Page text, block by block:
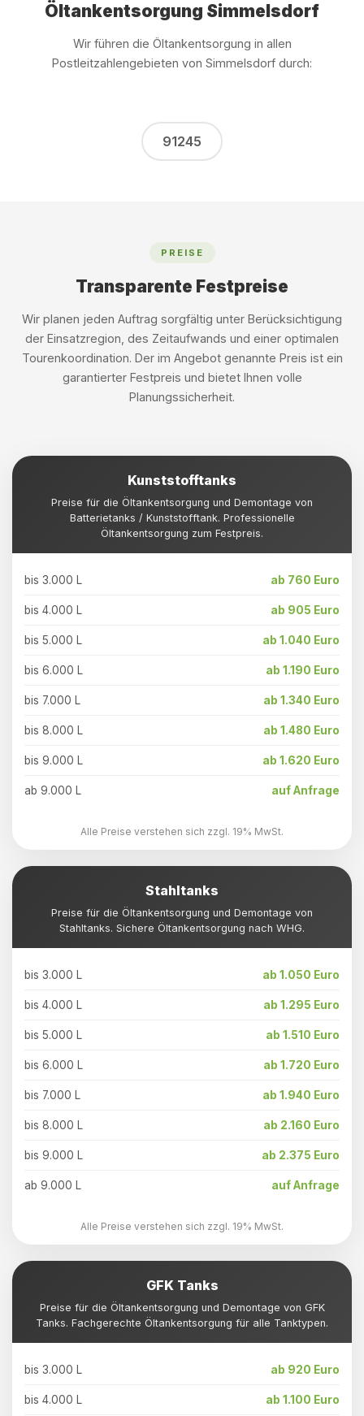
Öltankentsorgung Simmelsdorf
Wir führen die Öltankentsorgung in allen
Postleitzahlengebieten von Simmelsdorf durch:
91245
PREISE
Transparente Festpreise
Wir planen jeden Auftrag sorgfältig unter Berücksichtigung
der Einsatzregion, des Zeitaufwands und einer optimalen
Tourenkoordination. Der im Angebot genannte Preis ist ein
garantierter Festpreis und bietet Ihnen volle
Planungssicherheit.
Kunststofftanks
Preise für die Öltankentsorgung und Demontage von
Batterietanks / Kunststofftank. Professionelle
Öltankentsorgung zum Festpreis.
bis 3.000 L ab 760 Euro
bis 4.000 L ab 905 Euro
bis 5.000 L ab 1.040 Euro
bis 6.000 L ab 1.190 Euro
bis 7.000 L ab 1.340 Euro
bis 8.000 L ab 1.480 Euro
bis 9.000 L ab 1.620 Euro
ab 9.000 L auf Anfrage
Alle Preise verstehen sich zzgl. 19% MwSt.
Stahltanks
Preise für die Öltankentsorgung und Demontage von
Stahltanks. Sichere Öltankentsorgung nach WHG.
bis 3.000 L ab 1.050 Euro
bis 4.000 L ab 1.295 Euro
bis 5.000 L ab 1.510 Euro
bis 6.000 L ab 1.720 Euro
bis 7.000 L ab 1.940 Euro
bis 8.000 L ab 2.160 Euro
bis 9.000 L ab 2.375 Euro
ab 9.000 L auf Anfrage
Alle Preise verstehen sich zzgl. 19% MwSt.
GFK Tanks
Preise für die Öltankentsorgung und Demontage von GFK
Tanks. Fachgerechte Öltankentsorgung für alle Tanktypen.
bis 3.000 L ab 920 Euro
bis 4.000 L ab 1.100 Euro